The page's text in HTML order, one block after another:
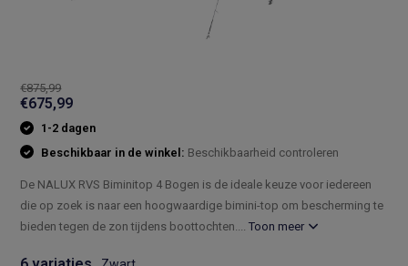
€875,99
€675,99
1-2 dagen
Beschikbaar in de winkel: Beschikbaarheid controleren
De NALUX RVS Biminitop 4 Bogen is de ideale keuze voor iedereen
die op zoek is naar een hoogwaardige bimini-top om bescherming te
bieden tegen de zon tijdens boottochten....Toon meer